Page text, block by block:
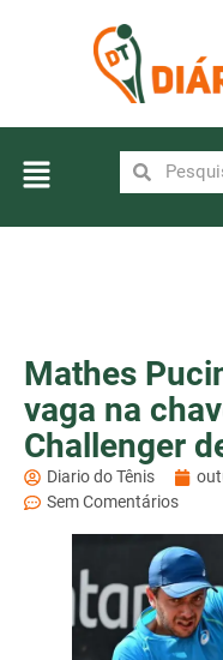
Mathes
vaga na
Challenger
Diario do Tênis
Sem Comentários